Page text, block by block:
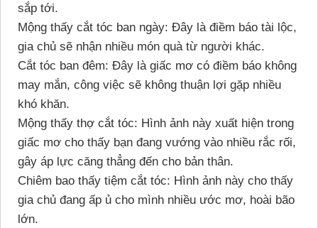
sắp tới.
Mộng thấy cắt tóc ban ngày: Đây là điềm báo tài lộc,
gia chủ sẽ nhận nhiều món quà từ người khác.
Cắt tóc ban đêm: Đây là giấc mơ có điềm báo không
may mắn, công việc sẽ không thuận lợi gặp nhiều
khó khăn.
Mộng thấy thợ cắt tóc: Hình ảnh này xuất hiện trong
giấc mơ cho thấy bạn đang vướng vào nhiều rắc rối,
gây áp lực căng thẳng đến cho bản thân.
Chiêm bao thấy tiệm cắt tóc: Hình ảnh này cho thấy
gia chủ đang ấp ủ cho mình nhiều ước mơ, hoài bão
lớn.